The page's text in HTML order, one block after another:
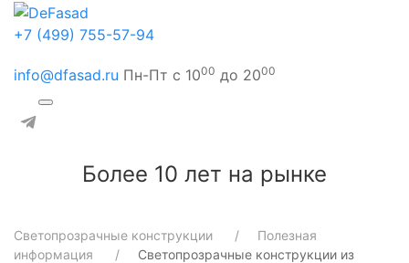
+7 (499) 755-57-94
info@dfasad.ru Пн-Пт с 1000 до 2000
Более 10 лет на рынке
Светопрозрачные конструкции
Полезная
информация
Светопрозрачные конструкции из